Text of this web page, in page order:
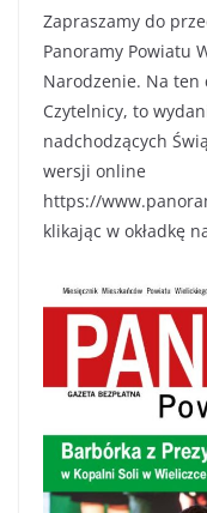
Zapraszamy do
Panoramy Powiatu
Narodzenie. Na ten
Czytelnicy, to
nadchodzących
wersji online
https://
klikając w okładkę